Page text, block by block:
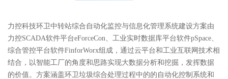
力控科技环卫中转站综合自动化监控与信息化管理系统建设方案由
力控SCADA软件平台eForceCon、工业实时数据库平台软件pSpace、
综合管控平台软件FinforWorx组成，通过云平台和工业互联网技术相
结合，以智能工厂的角度和思路实现大数据分析和挖掘，发挥数据
的价值。方案涵盖环卫垃圾综合处理过程中的的自动化控制系统和